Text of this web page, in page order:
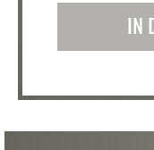
IN